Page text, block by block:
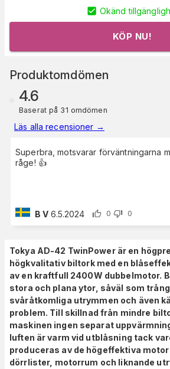
Okänd
KÖP NU!
Produktomdömen
4.6
Baserat på 31 omdömen
Läs alla recensioner →
Superbra, motsvarar förväntningarna
råge! 👍
B V 6.5.2024 0 0
Tokya AD-42 TwinPower är en
högkvalitativ biltork med en
av en kraftfull 2400W dubbelmotor.
stora och plana ytor, såväl som
svåråtkomliga utrymmen och även
problem. Till skillnad från mindre
maskinen ingen separat
luften är varm vid utblåsning tack
produceras av de högeffektiva
dörrlister, motorrum och liknande